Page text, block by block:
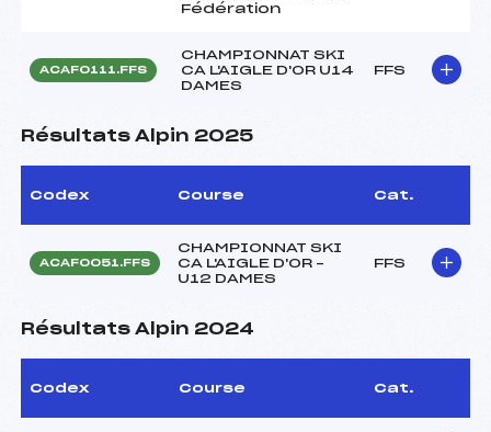
Fédération
ACAF0111.FFS
CHAMPIONNAT SKI
CA L'AIGLE D'OR U14
DAMES
FFS
Résultats Alpin 2025
Codex Course Cat.
ACAF0051.FFS
CHAMPIONNAT SKI
CA L'AIGLE D'OR –
U12 DAMES
FFS
Résultats Alpin 2024
Codex Course Cat.